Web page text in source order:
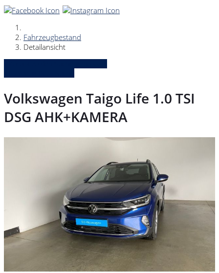
Fahrzeugbestand
Detailansicht
Volkswagen Taigo Life 1.0 TSI
DSG AHK+KAMERA